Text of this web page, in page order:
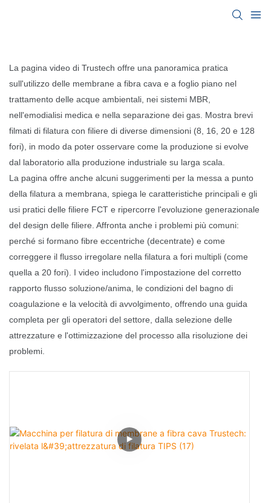
La pagina video di Trustech offre una panoramica pratica
sull'utilizzo delle membrane a fibra cava e a foglio piano nel
trattamento delle acque ambientali, nei sistemi MBR,
nell'emodialisi medica e nella separazione dei gas. Mostra brevi
filmati di filatura con filiere di diverse dimensioni (8, 16, 20 e 128
fori), in modo da poter osservare come la produzione si evolve
dal laboratorio alla produzione industriale su larga scala.
La pagina offre anche alcuni suggerimenti per la messa a punto
della filatura a membrana, spiega le caratteristiche principali e gli
usi pratici delle filiere FCT e ripercorre l'evoluzione generazionale
del design delle filiere. Affronta anche i problemi più comuni:
perché si formano fibre eccentriche (decentrate) e come
correggere il flusso irregolare nella filatura a fori multipli (come
quella a 20 fori). I video includono l'impostazione del corretto
rapporto flusso soluzione/anima, le condizioni del bagno di
coagulazione e la velocità di avvolgimento, offrendo una guida
completa per gli operatori del settore, dalla selezione delle
attrezzature e l'ottimizzazione del processo alla risoluzione dei
problemi.